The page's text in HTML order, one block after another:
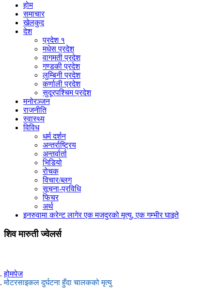
होम
समाचार
खेलकुद
देश
प्रदेश १
मधेस प्रदेश
वागमती प्रदेश
गण्डकी प्रदेश
लुम्बिनी प्रदेश
कर्णाली प्रदेश
सुदूरपश्चिम प्रदेश
मनोरञ्जन
राजनीति
स्वास्थ्य
विविध
धर्म दर्शन
अन्तर्राष्ट्रिय
अन्तर्वार्ता
भिडियो
रोचक
विचार/ब्लग
सूचना-प्रविधि
फिचर
अर्थ
इनरुवामा करेन्ट लागेर एक मजदुरको मृत्यु, एक गम्भीर घाइते
शिव मारुती ज्वेलर्स
होमपेज
मोटरसाइकल दुर्घटना हुँदा चालकको मृत्यु